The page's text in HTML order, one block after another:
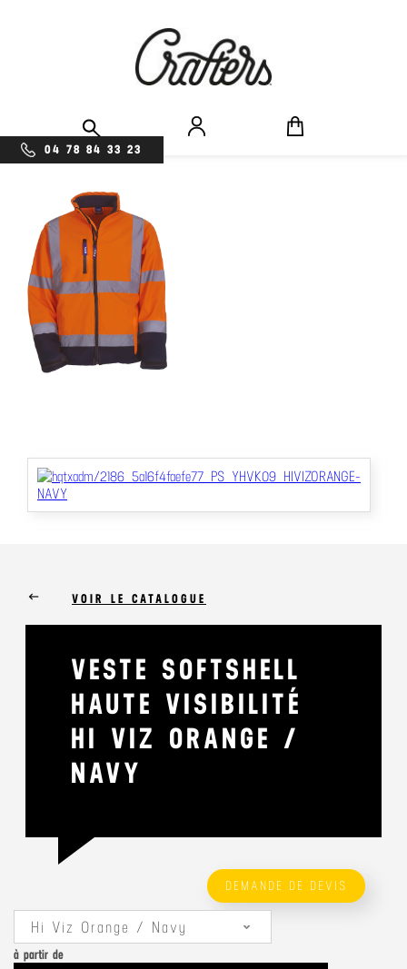
04 78 84 33 23
keyboard_backspace VOIR LE CATALOGUE
VESTE SOFTSHELL
HAUTE VISIBILITÉ
HI VIZ ORANGE /
NAVY
DEMANDE DE DEVIS
Hi Viz Orange / Navy
à partir de